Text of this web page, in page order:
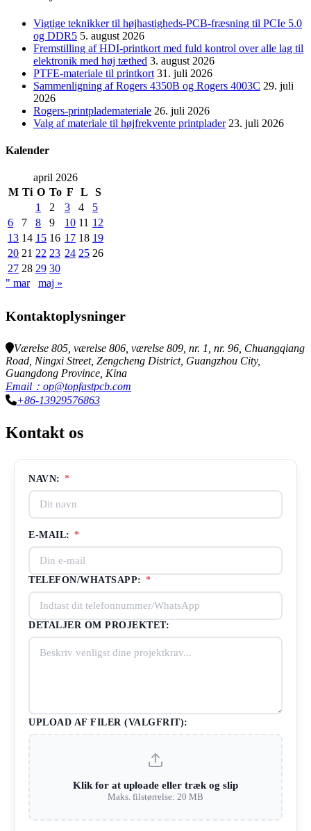
Vigtige teknikker til højhastigheds-PCB-fræsning til PCIe 5.0
og DDR5 5. august 2026
Fremstilling af HDI-printkort med fuld kontrol over alle lag til
elektronik med høj tæthed 3. august 2026
PTFE-materiale til printkort 31. juli 2026
Sammenligning af Rogers 4350B og Rogers 4003C 29. juli
2026
Rogers-printplademateriale 26. juli 2026
Valg af materiale til højfrekvente printplader 23. juli 2026
Kalender
april 2026
M Ti O To F L
S
1
2 3 4
5
6
7 8 9 10 11 12
13 14 15 16 17 18 19
20 21 22 23 24 25 26
27 28 29 30
" mar
maj »
Kontaktoplysninger
Værelse 805, værelse 806, værelse 809, nr. 1, nr. 96, Chuangqiang
Road, Ningxi Street, Zengcheng District, Guangzhou City,
Guangdong Province, Kina
Email：op@topfastpcb.com
+86-13929576863
Kontakt os
NAVN: *
E-MAIL: *
TELEFON/WHATSAPP: *
DETALJER OM PROJEKTET:
UPLOAD AF FILER (VALGFRIT):
Klik for at uploade eller træk og slip
Maks. filstørrelse: 20 MB